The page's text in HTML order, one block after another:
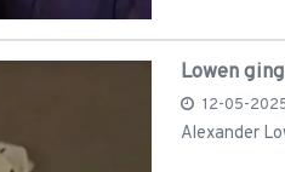
Lowen
12-05-
Alexander